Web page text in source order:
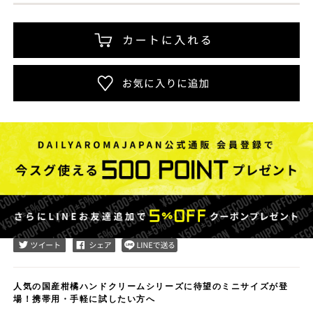
人気の国産柑橘ハンドクリームシリーズに待望のミニサイズが登
場！携帯用・手軽に試したい方へ